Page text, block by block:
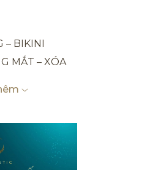
– BIKINI
MẮT – XÓA
MỤN